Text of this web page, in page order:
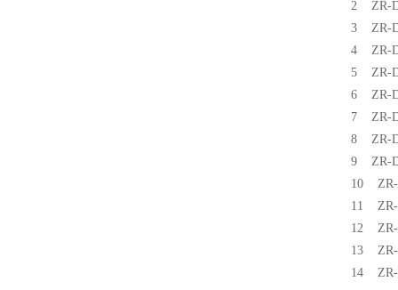
2 ZR-
3 ZR-
4 ZR-
5 ZR-
6 ZR-
7 ZR-
8 ZR-
9 ZR-
10 ZR-
11 ZR-
12 ZR-
13 ZR-
14 ZR-